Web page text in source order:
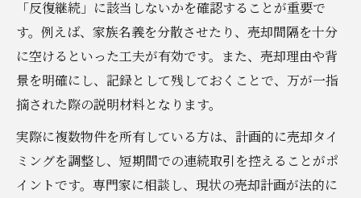
「反復継続」に該当しないかを確認することが重要で
す。例えば、家族名義を分散させたり、売却間隔を十分
に空けるといった工夫が有効です。また、売却理由や背
景を明確にし、記録として残しておくことで、万が一指
摘された際の説明材料となります。
実際に複数物件を所有している方は、計画的に売却タイ
ミングを調整し、短期間での連続取引を控えることがポ
イントです。専門家に相談し、現状の売却計画が法的に